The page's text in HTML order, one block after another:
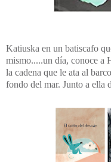
Katiuska en un batiscafo
mismo.....un día, conoce a
la cadena que le ata al
fondo del mar. Junto a ella